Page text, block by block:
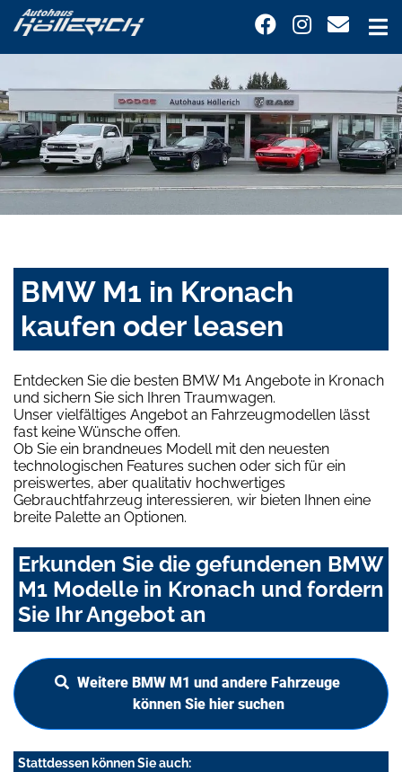
BMW M1 in Kronach
kaufen oder leasen
Entdecken Sie die besten BMW M1 Angebote in Kronach
und sichern Sie sich Ihren Traumwagen.
Unser vielfältiges Angebot an Fahrzeugmodellen lässt
fast keine Wünsche offen.
Ob Sie ein brandneues Modell mit den neuesten
technologischen Features suchen oder sich für ein
preiswertes, aber qualitativ hochwertiges
Gebrauchtfahrzeug interessieren, wir bieten Ihnen eine
breite Palette an Optionen.
Erkunden Sie die gefundenen BMW
M1 Modelle in Kronach und fordern
Sie Ihr Angebot an
Weitere BMW M1 und andere Fahrzeuge
können Sie hier suchen
Stattdessen können Sie auch: